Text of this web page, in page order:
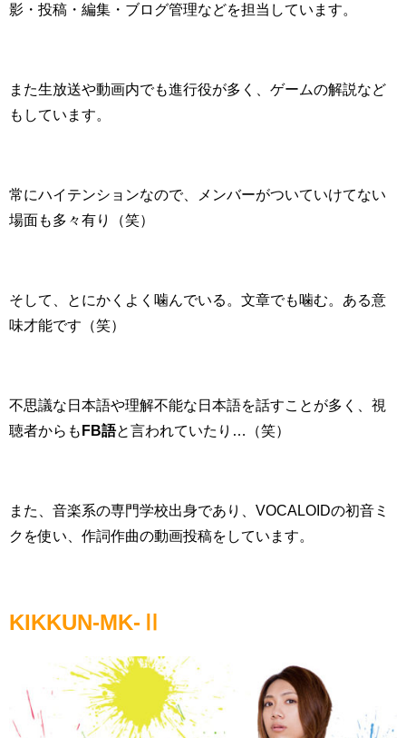
影・投稿・編集・ブログ管理などを担当しています。
また生放送や動画内でも進行役が多く、ゲームの解説など
もしています。
常にハイテンションなので、メンバーがついていけてない
場面も多々有り（笑）
そして、とにかくよく噛んでいる。文章でも噛む。ある意
味才能です（笑）
不思議な日本語や理解不能な日本語を話すことが多く、視
聴者からも FB語と言われていたり…（笑）
また、音楽系の専門学校出身であり、VOCALOIDの初音ミ
クを使い、作詞作曲の動画投稿をしています。
KIKKUN-MK-Ⅱ